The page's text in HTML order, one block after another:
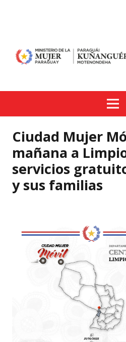
Ciudad Mujer
mañana a
servicios
y sus familias